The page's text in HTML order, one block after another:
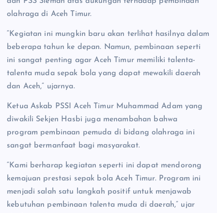
olahraga di Aceh Timur.
“Kegiatan ini mungkin baru akan terlihat hasilnya dalam
beberapa tahun ke depan. Namun, pembinaan seperti
ini sangat penting agar Aceh Timur memiliki talenta-
talenta muda sepak bola yang dapat mewakili daerah
dan Aceh,” ujarnya.
Ketua Askab PSSI Aceh Timur Muhammad Adam yang
diwakili Sekjen Hasbi juga menambahan bahwa
program pembinaan pemuda di bidang olahraga ini
sangat bermanfaat bagi masyarakat.
“Kami berharap kegiatan seperti ini dapat mendorong
kemajuan prestasi sepak bola Aceh Timur. Program ini
menjadi salah satu langkah positif untuk menjawab
kebutuhan pembinaan talenta muda di daerah,” ujar